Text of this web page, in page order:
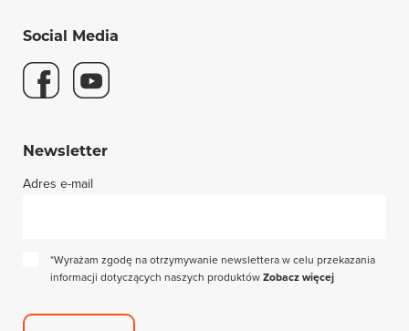
Social Media
Newsletter
Adres e-mail
*Wyrażam zgodę na otrzymywanie newslettera w celu przekazania
informacji dotyczących naszych produktów Zobacz więcej